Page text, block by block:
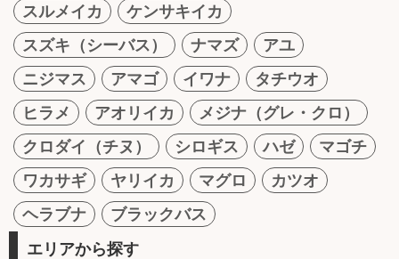
スルメイカ
ケンサキイカ
スズキ（シーバス）
ナマズ
アユ
ニジマス
アマゴ イワナ
タチウオ
ヒラメ
アオリイカ
メジナ（グレ・クロ）
クロダイ（チヌ）
シロギス ハゼ
マゴチ
ワカサギ
ヤリイカ マグロ
カツオ
ヘラブナ
ブラックバス
エリアから探す